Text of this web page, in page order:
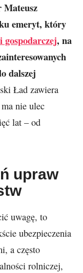
Mateusz
emeryt, który
gospodarczej, na
dalszej
Ład zawiera
nie ulec
lat – od
upraw
uwagę, to
ubezpieczenia
a często
rolniczej,